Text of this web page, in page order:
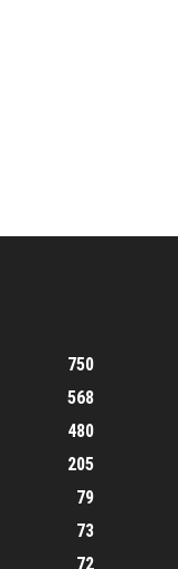
750
568
480
205
79
73
72